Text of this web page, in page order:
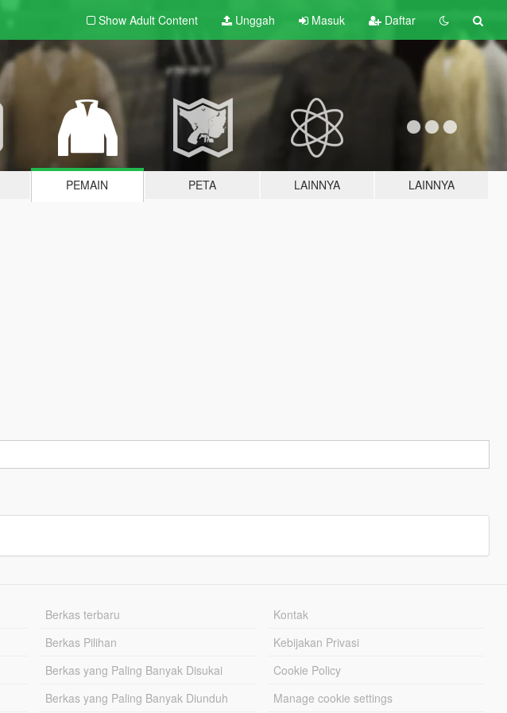
Show Adult Content Unggah Masuk Daftar
PEMAIN PETA LAINNYA LAINNYA
Berkas terbaru
Berkas Pilihan
Berkas yang Paling Banyak Disukai
Berkas yang Paling Banyak Diunduh
Kontak
Kebijakan Privasi
Cookie Policy
Manage cookie settings